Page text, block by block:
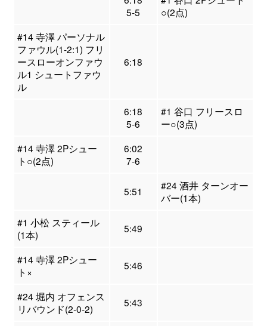
5-5
○(2点)
#14 寺澤 パーソナル
ファウル(1-2:1) フリ
ースローオンファウ
ル1 シュートファウ
ル
6:18
6:18
5-6
#1 谷口 フリースロ
ー○(3点)
#14 寺澤 2Pシュー
ト○(2点)
6:02
7-6
5:51
#24 酒井 ターンオー
バー(1本)
#1 小松 スティール
(1本)
5:49
#14 寺澤 2Pシュー
ト×
5:46
#24 堀内 オフェンス
リバウンド(2-0-2)
5:43